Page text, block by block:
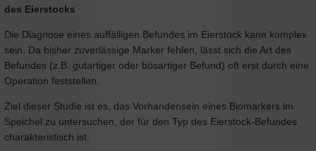
des Eierstocks
Die Diagnose eines auffälligen Befundes im Eierstock kann komplex
sein. Da bisher zuverlässige Marker fehlen, lässt sich die Art des
Befundes (z.B. gutartiger oder bösartiger Befund) oft erst durch eine
Operation feststellen.
Ziel dieser Studie ist es, das Vorhandensein eines Biomarkers im
Speichel zu untersuchen, der für den Typ des Eierstock-Befundes
charakteristisch ist.